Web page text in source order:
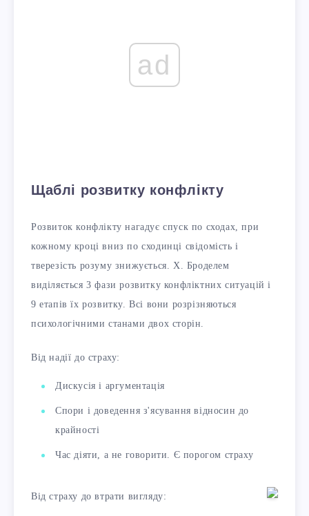
ad
Щаблі розвитку конфлікту
Розвиток конфлікту нагадує спуск по сходах, при
кожному кроці вниз по сходинці свідомість і
тверезість розуму знижується. Х. Броделем
виділяється 3 фази розвитку конфліктних ситуацій і
9 етапів їх розвитку. Всі вони розрізняються
психологічними станами двох сторін.
Від надії до страху:
Дискусія і аргументація
Спори і доведення з'ясування відносин до
крайності
Час діяти, а не говорити. Є порогом страху
Від страху до втрати вигляду: